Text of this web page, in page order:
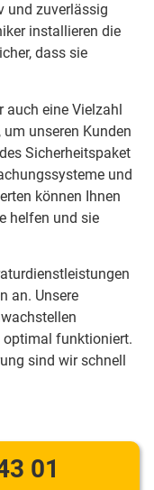
und zuverlässig
installieren die
dass sie
auch eine Vielzahl
unseren Kunden
Sicherheitspaket
und
können Ihnen
helfen und sie
an. Unsere
optimal funktioniert.
sind wir schnell
01